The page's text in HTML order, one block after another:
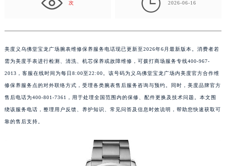
次 2026-06-16
美度义乌佛堂宝龙广场腕表维修保养服务电话现已更新至2026年6月最新版本。消费者若
需为美度手表进行检测、清洗、机芯保养或故障维修，可拨打商场服务专线400-967-
2013，客服在线时间为每日8:00至22:00。该号码为义乌佛堂宝龙广场内美度官方合作维
修保养服务点的对外联络方式，受理各类腕表售后服务咨询与预约。同时，美度品牌官方
售后电话为400-801-7361，用于处理全国范围内的保修、配件更换及技术问题。本文围
绕该服务电话，整理用户反馈、养护知识、常见问答及信息时效说明，帮助您快速获取可
靠的售后支持。